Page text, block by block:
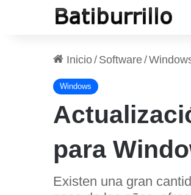
Inicio/ Software/
Windows
para
Existen una gran